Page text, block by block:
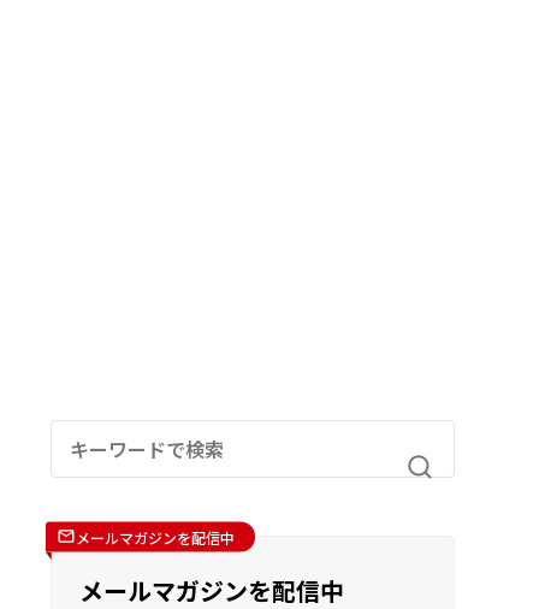
メールマガジンを配信中
メールマガジンを配信中